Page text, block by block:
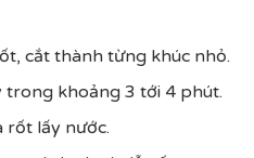
cắt thành từng khúc nhỏ.
trong khoảng 3 tới 4 phút.
rốt lấy nước.